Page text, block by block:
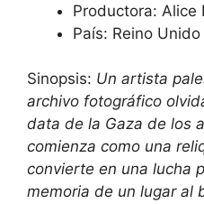
Productora: Alice
País: Reino Unido
Sinopsis: Un artista
archivo fotográfico
data de la Gaza de los
comienza como una
convierte en una lucha
memoria de un lugar al